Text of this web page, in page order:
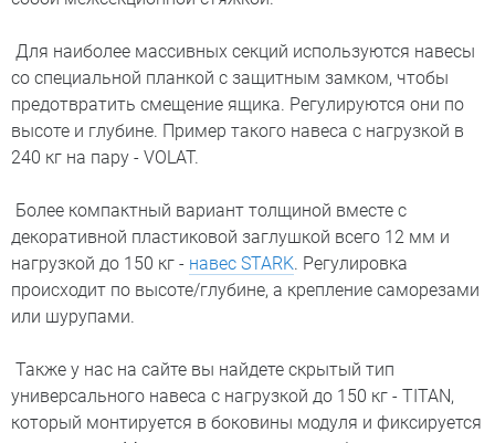
Для наиболее массивных секций используются навесы
со специальной планкой с защитным замком, чтобы
предотвратить смещение ящика. Регулируются они по
высоте и глубине. Пример такого навеса с нагрузкой в
240 кг на пару - VOLAT.
Более компактный вариант толщиной вместе с
декоративной пластиковой заглушкой всего 12 мм и
нагрузкой до 150 кг - навес STARK. Регулировка
происходит по высоте/глубине, а крепление саморезами
или шурупами.
Также у нас на сайте вы найдете скрытый тип
универсального навеса с нагрузкой до 150 кг - TITAN,
который монтируется в боковины модуля и фиксируется